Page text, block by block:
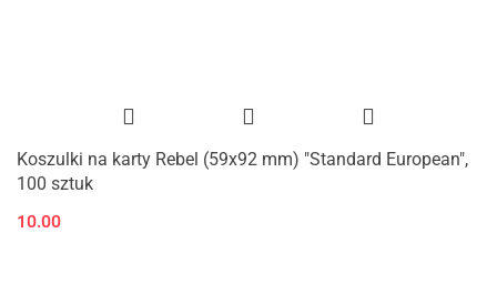
Koszulki na karty Rebel (59x92 mm) "Standard European",
100 sztuk
10.00